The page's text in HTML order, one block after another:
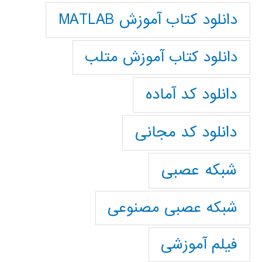
دانلود کتاب آموزش MATLAB
دانلود کتاب آموزش متلب
دانلود کد آماده
دانلود کد مجانی
شبکه عصبی
شبکه عصبی مصنوعی
فیلم آموزشی